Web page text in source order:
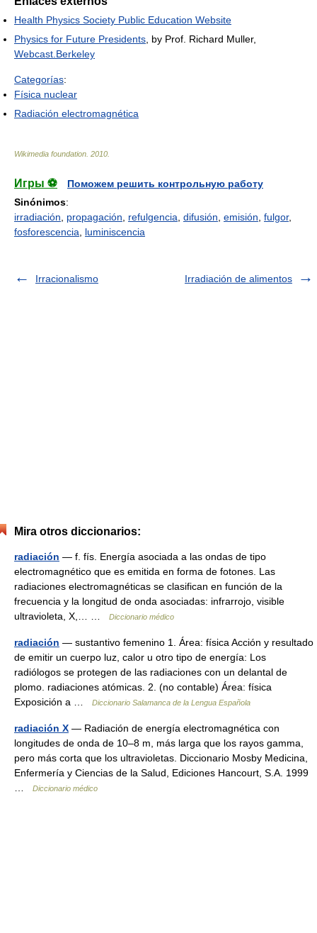
Health Physics Society Public Education Website
Physics for Future Presidents , by Prof. Richard Muller,
Webcast.Berkeley
Categorías:
Física nuclear
Radiación electromagnética
Wikimedia foundation 2010
Игры ⚽
Поможем решить контрольную работу
Sinónimos:
irradiación
propagación refulgencia difusión emisión fulgor,
fosforescencia
luminiscencia
Irracionalismo Irradiación de alimentos
Mira otros diccionarios:
radiación — f. fís. Energía asociada a las ondas de tipo
electromagnético que es emitida en forma de fotones. Las
radiaciones electromagnéticas se clasifican en función de la
frecuencia y la longitud de onda asociadas: infrarrojo, visible
ultravioleta, X,… …
Diccionario médico
radiación — sustantivo femenino 1. Área: física Acción y resultado
de emitir un cuerpo luz, calor u otro tipo de energía: Los
radiólogos se protegen de las radiaciones con un delantal de
plomo. radiaciones atómicas. 2. (no contable) Área: física
Exposición a …
Diccionario Salamanca de la Lengua Española
radiación X — Radiación de energía electromagnética con
longitudes de onda de 10–8 m, más larga que los rayos gamma,
pero más corta que los ultravioletas. Diccionario Mosby Medicina,
Enfermería y Ciencias de la Salud, Ediciones Hancourt, S.A. 1999
Diccionario médico